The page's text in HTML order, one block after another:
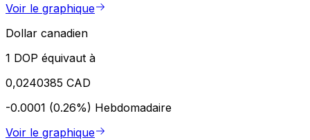
Voir le graphique
Dollar canadien
1 DOP équivaut à
0,0240385 CAD
-0.0001 (0.26%) Hebdomadaire
Voir le graphique